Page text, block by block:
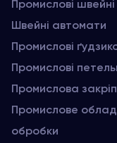
Промислові
Швейні автомати
Промислові
Промислові
Промислова
Промислове
обробки